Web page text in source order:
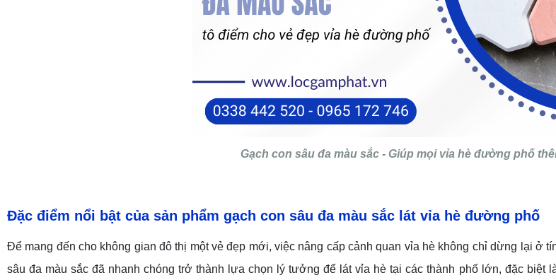
Gạch con sâu đa màu sắc - Giúp mọi vỉa hè đường phố
Đặc điểm nổi bật của sản phẩm gạch con sâu đa màu sắc lát vỉa hè đường phố
Để mang đến cho không gian đô thị một vẻ đẹp mới, việc nâng cấp cảnh quan vỉa hè không chỉ dừng lại ở
sâu đa màu sắc đã nhanh chóng trở thành lựa chọn lý tưởng để lát vỉa hè tại các thành phố lớn, đặc biệt